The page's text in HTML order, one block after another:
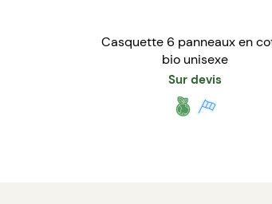
Casquette 6 panneaux en
bio unisexe
Sur devis